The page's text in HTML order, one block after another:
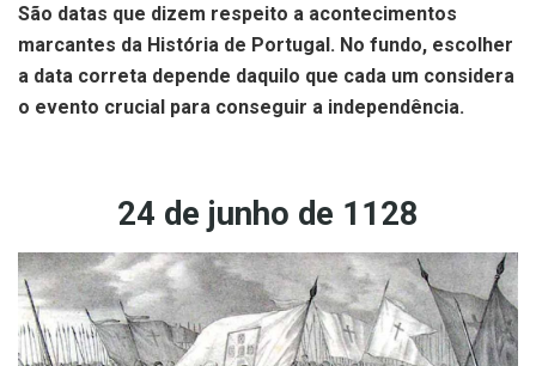
São datas que dizem respeito a acontecimentos
marcantes da História de Portugal. No fundo, escolher
a data correta depende daquilo que cada um considera
o evento crucial para conseguir a independência.
24 de junho de 1128